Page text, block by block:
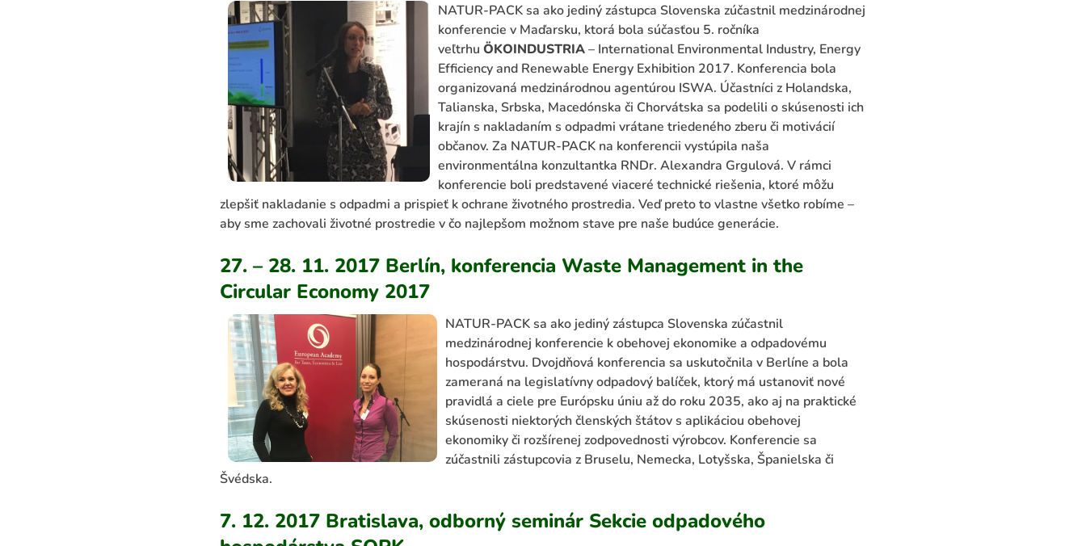
NATUR-PACK sa ako jediný zástupca Slovenska zúčastnil medzinárodnej
konferencie v Maďarsku, ktorá bola súčasťou 5. ročníka
veľtrhu ÖKOINDUSTRIA– International Environmental Industry, Energy
Efficiency and Renewable Energy Exhibition 2017. Konferencia bola
organizovaná medzinárodnou agentúrou ISWA. Účastníci z Holandska,
Talianska, Srbska, Macedónska či Chorvátska sa podelili o skúsenosti ich
krajín s nakladaním s odpadmi vrátane triedeného zberu či motivácií
občanov. Za NATUR-PACK na konferencii vystúpila naša
environmentálna konzultantka RNDr. Alexandra Grgulová. V rámci
konferencie boli predstavené viaceré technické riešenia, ktoré môžu
zlepšiť nakladanie s odpadmi a prispieť k ochrane životného prostredia. Veď preto to vlastne všetko robíme –
aby sme zachovali životné prostredie v čo najlepšom možnom stave pre naše budúce generácie.
27. – 28. 11. 2017 Berlín, konferencia Waste Management in the
Circular Economy 2017
NATUR-PACK sa ako jediný zástupca Slovenska zúčastnil
medzinárodnej konferencie k obehovej ekonomike a odpadovému
hospodárstvu. Dvojdňová konferencia sa uskutočnila v Berlíne a bola
zameraná na legislatívny odpadový balíček, ktorý má ustanoviť nové
pravidlá a ciele pre Európsku úniu až do roku 2035, ako aj na praktické
skúsenosti niektorých členských štátov s aplikáciou obehovej
ekonomiky či rozšírenej zodpovednosti výrobcov. Konferencie sa
zúčastnili zástupcovia z Bruselu, Nemecka, Lotyšska, Španielska či
Švédska.
7. 12. 2017 Bratislava, odborný seminár Sekcie odpadového